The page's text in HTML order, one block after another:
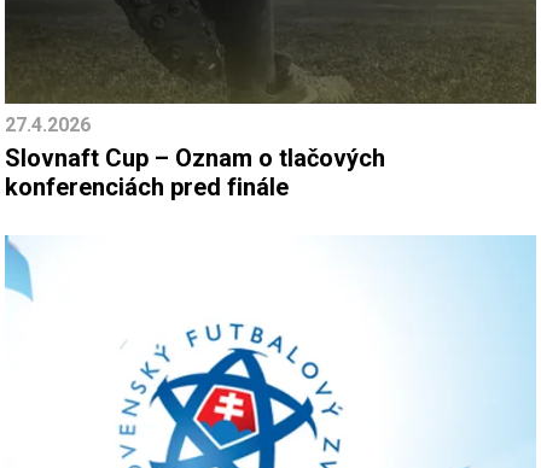
27.4.2026
Slovnaft Cup – Oznam o tlačových
konferenciách pred finále